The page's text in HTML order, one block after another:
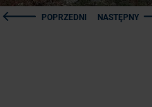
POPRZEDNI NASTĘPNY